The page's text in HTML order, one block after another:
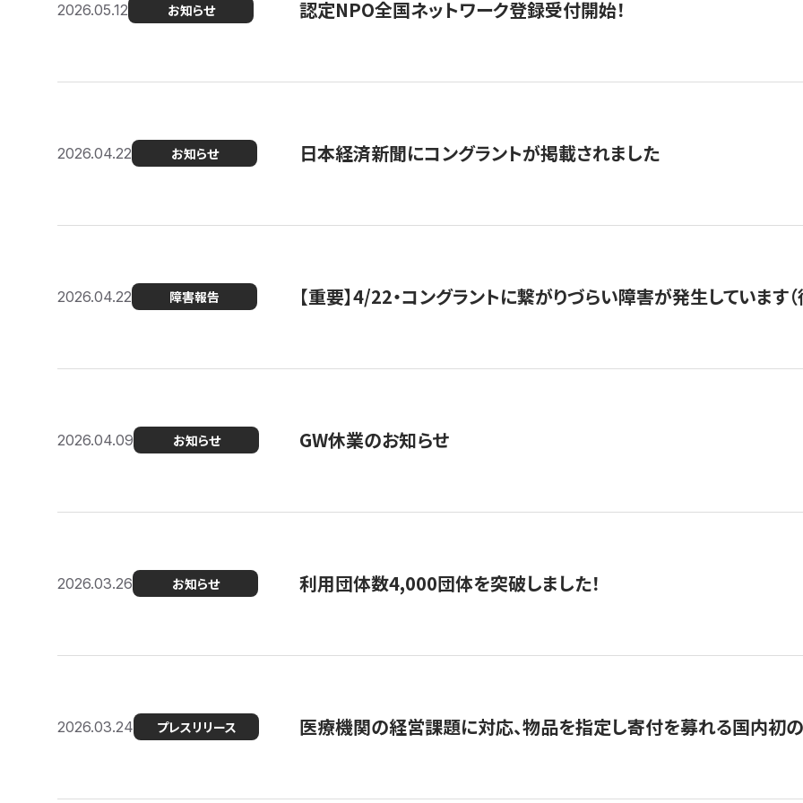
2026.05.12 お知らせ 認定NPO全国ネットワーク登録受付開始！
2026.04.22 お知らせ 日本経済新聞にコングラントが掲載されました
2026.04.22 障害報告 【重要】4/22・コングラントに繋がりづらい障害が発生しています（
2026.04.09 お知らせ GW休業のお知らせ
2026.03.26 お知らせ 利用団体数4,000団体を突破しました！
2026.03.24 プレスリリース 医療機関の経営課題に対応、物品を指定し寄付を募れる国内初の